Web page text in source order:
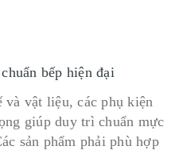
bếp hiện đại
vật liệu, các phụ kiện
giúp duy trì chuẩn mực
sản phẩm phải phù hợp